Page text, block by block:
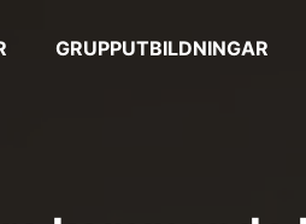
GRUPPUTBILDNINGAR